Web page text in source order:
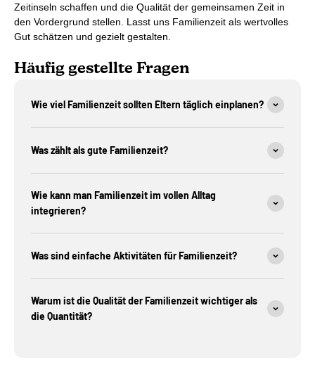
Zeitinseln schaffen und die Qualität der gemeinsamen Zeit in
den Vordergrund stellen. Lasst uns Familienzeit als wertvolles
Gut schätzen und gezielt gestalten.
Häufig gestellte Fragen
Wie viel Familienzeit sollten Eltern täglich einplanen?
Was zählt als gute Familienzeit?
Wie kann man Familienzeit im vollen Alltag
integrieren?
Was sind einfache Aktivitäten für Familienzeit?
Warum ist die Qualität der Familienzeit wichtiger als
die Quantität?